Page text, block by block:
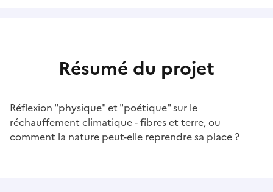
Résumé du projet
Réflexion "physique" et "poétique" sur le
réchauffement climatique - fibres et terre, ou
comment la nature peut-elle reprendre sa place ?